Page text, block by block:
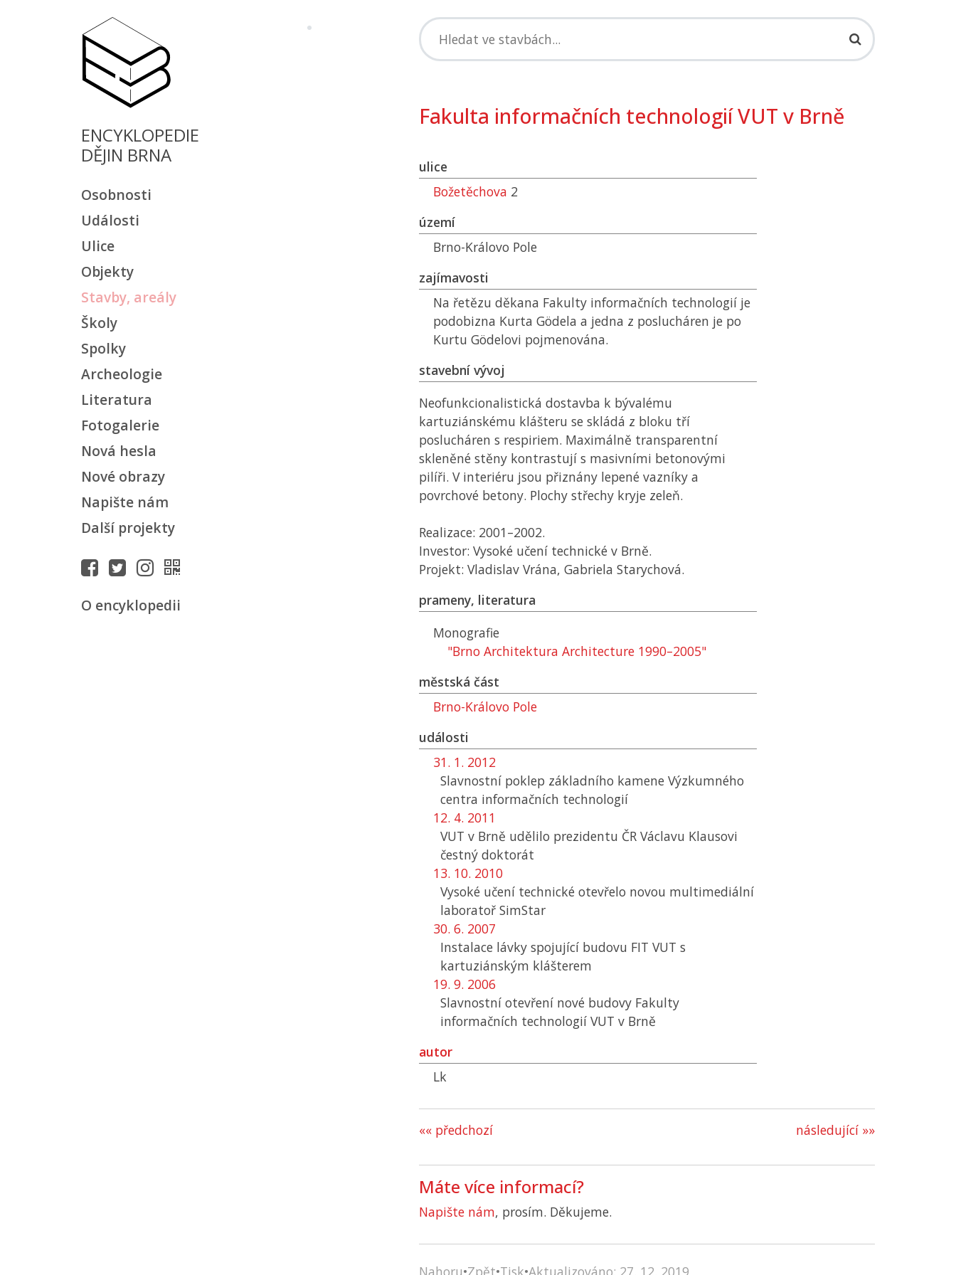
ENCYKLOPEDIE
DĚJIN BRNA
Osobnosti
Události
Ulice
Objekty
Stavby, areály
Školy
Spolky
Archeologie
Literatura
Fotogalerie
Nová hesla
Nové obrazy
Napište nám
Další projekty
O encyklopedii
Fakulta informačních technologií VUT v Brně
ulice
Božetěchova 2
území
Brno-Královo Pole
zajímavosti
Na řetězu děkana Fakulty informačních technologií je
podobizna Kurta Gödela a jedna z poslucháren je po
Kurtu Gödelovi pojmenována.
stavební vývoj
Neofunkcionalistická dostavba k bývalému
kartuziánskému klášteru se skládá z bloku tří
poslucháren s respiriem. Maximálně transparentní
skleněné stěny kontrastují s masivními betonovými
pilíři. V interiéru jsou přiznány lepené vazníky a
povrchové betony. Plochy střechy kryje zeleň.
Realizace: 2001–2002.
Investor: Vysoké učení technické v Brně.
Projekt: Vladislav Vrána, Gabriela Starychová.
prameny, literatura
Monografie
"Brno Architektura Architecture 1990–2005"
městská část
Brno-Královo Pole
události
31. 1. 2012
Slavnostní poklep základního kamene Výzkumného
centra informačních technologií
12. 4. 2011
VUT v Brně udělilo prezidentu ČR Václavu Klausovi
čestný doktorát
13. 10. 2010
Vysoké učení technické otevřelo novou multimediální
laboratoř SimStar
30. 6. 2007
Instalace lávky spojující budovu FIT VUT s
kartuziánským klášterem
19. 9. 2006
Slavnostní otevření nové budovy Fakulty
informačních technologií VUT v Brně
autor
Lk
«« předchozí následující »»
Máte více informací?
Napište nám, prosím. Děkujeme.
Nahoru•Zpět•Tisk•Aktualizováno: 27. 12. 2019